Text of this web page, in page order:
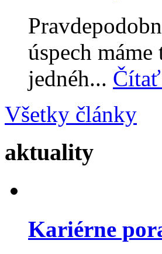
úspech
jednéh...
Všetky články
aktuality
Kariérne